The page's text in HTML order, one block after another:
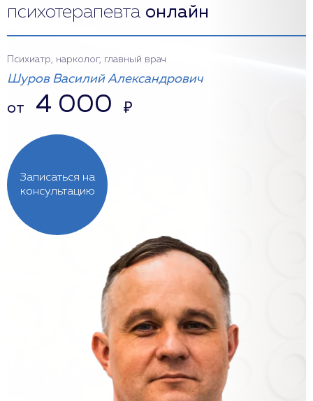
психотерапевта онлайн
Записаться на
консультацию
Психиатр, нарколог, главный врач
Шуров Василий Александрович
от 4 000 ₽